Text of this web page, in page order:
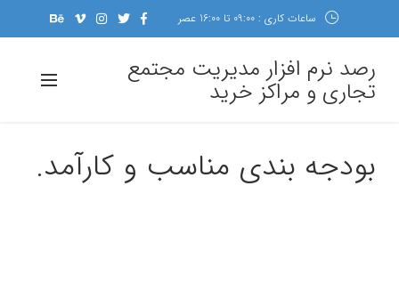
ساعات کاری : 09:00 تا 16:00 عصر
رصد نرم افزار مدیریت مجتمع
تجاری و مراکز خرید
بودجه بندی مناسب و کارآمد.